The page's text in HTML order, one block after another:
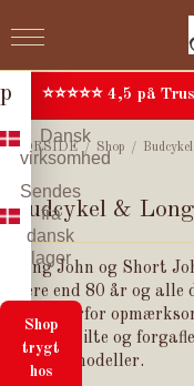
h
p
Dansk
virksomhed
Sendes
fra
dansk
lager
Shop
trygt
hos
⭐⭐⭐⭐⭐ 4,5 på
FORSIDE / Shop /
Budcykel &
Long John og Short
mere end 80 år og alle
- Vær derfor
rammeskilte og
enkelte modeller.